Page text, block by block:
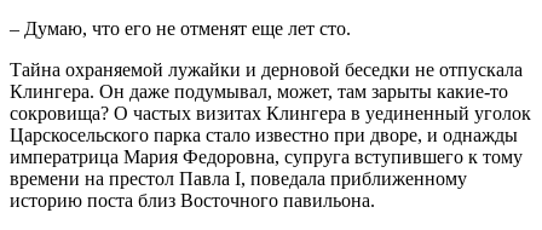
– Думаю, что его не отменят еще лет сто.
Тайна охраняемой лужайки и дерновой беседки не отпускала
Клингера. Он даже подумывал, может, там зарыты какие-то
сокровища? О частых визитах Клингера в уединенный уголок
Царскосельского парка стало известно при дворе, и однажды
императрица Мария Федоровна, супруга вступившего к тому
времени на престол Павла I, поведала приближенному
историю поста близ Восточного павильона.